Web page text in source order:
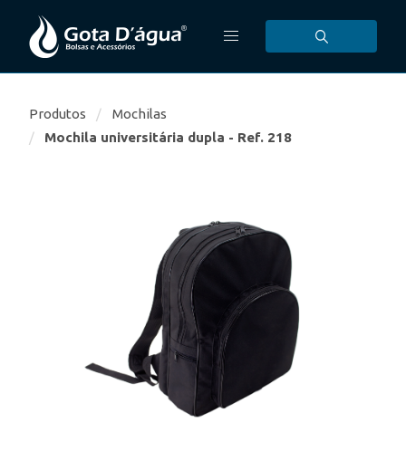
Produtos
Mochilas
Mochila universitária dupla - Ref. 218